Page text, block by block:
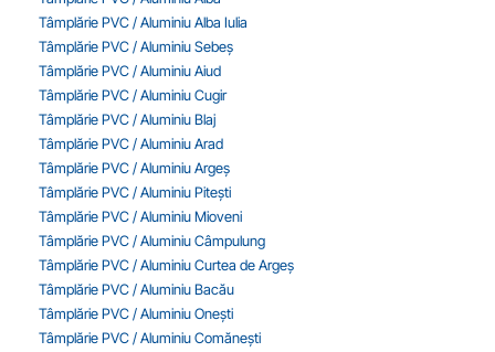
Tâmplărie PVC / Aluminiu Alba Iulia
Tâmplărie PVC / Aluminiu Sebeș
Tâmplărie PVC / Aluminiu Aiud
Tâmplărie PVC / Aluminiu Cugir
Tâmplărie PVC / Aluminiu Blaj
Tâmplărie PVC / Aluminiu Arad
Tâmplărie PVC / Aluminiu Argeș
Tâmplărie PVC / Aluminiu Pitești
Tâmplărie PVC / Aluminiu Mioveni
Tâmplărie PVC / Aluminiu Câmpulung
Tâmplărie PVC / Aluminiu Curtea de Argeș
Tâmplărie PVC / Aluminiu Bacău
Tâmplărie PVC / Aluminiu Onești
Tâmplărie PVC / Aluminiu Comănești